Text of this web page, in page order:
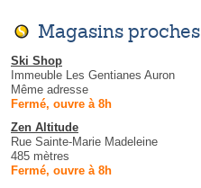
Magasins proches
Ski Shop
Immeuble Les Gentianes Auron
Même adresse
Fermé, ouvre à 8h
Zen Altitude
Rue Sainte-Marie Madeleine
485 mètres
Fermé, ouvre à 8h